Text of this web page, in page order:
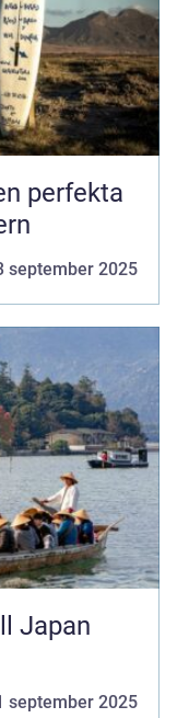
perfekta
september 2025
Japan
september 2025